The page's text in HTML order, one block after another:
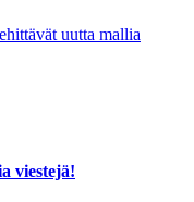
uutta mallia
viestejä!